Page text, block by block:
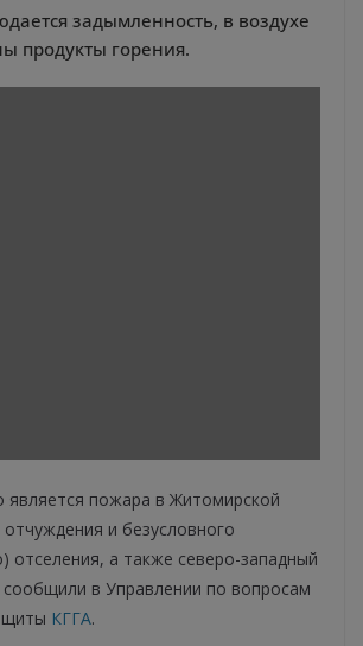
задымленность, в воздухе
продукты горения.
является пожара в Житомирской
и безусловного
отселения, а также северо-западный
в Управлении по вопросам
КГГА.